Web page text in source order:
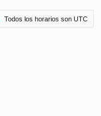
Todos los horarios son UTC